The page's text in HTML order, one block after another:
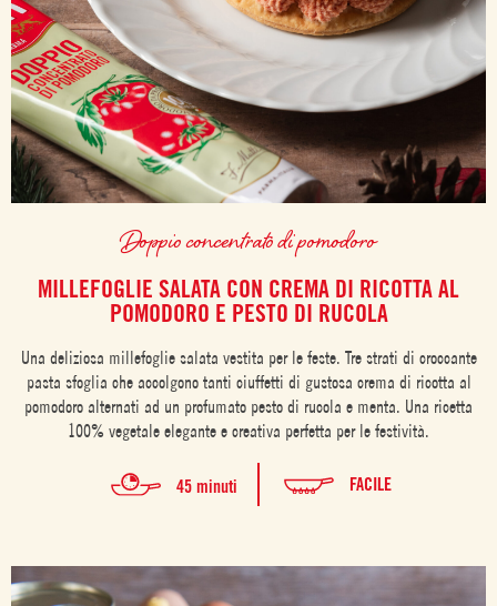
Doppio concentrato di pomodoro
MILLEFOGLIE SALATA CON CREMA DI RICOTTA AL
POMODORO E PESTO DI RUCOLA
Una deliziosa millefoglie salata vestita per le feste. Tre strati di croccante
pasta sfoglia che accolgono tanti ciuffetti di gustosa crema di ricotta al
pomodoro alternati ad un profumato pesto di rucola e menta. Una ricetta
100% vegetale elegante e creativa perfetta per le festività.
45 minuti FACILE